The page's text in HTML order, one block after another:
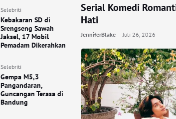
Selebriti
Kebakaran SD di
Srengseng Sawah
Jaksel, 17 Mobil
Pemadam Dikerahkan
Selebriti
Gempa M5,3
Pangandaran,
Guncangan Terasa di
Bandung
Serial Komedi
Hati
JenniferBlake Juli 26, 2026